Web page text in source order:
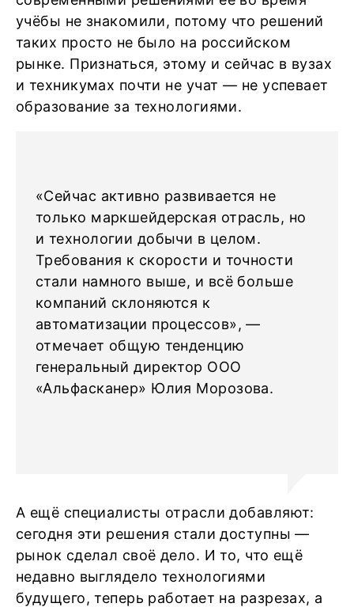
учёбы не знакомили, потому что решений
таких просто не было на российском
рынке. Признаться, этому и сейчас в вузах
и техникумах почти не учат — не успевает
образование за технологиями.
«Сейчас активно развивается не
только маркшейдерская отрасль, но
и технологии добычи в целом.
Требования к скорости и точности
стали намного выше, и всё больше
компаний склоняются к
автоматизации процессов», —
отмечает общую тенденцию
генеральный директор ООО
«Альфасканер» Юлия Морозова.
А ещё специалисты отрасли добавляют:
сегодня эти решения стали доступны —
рынок сделал своё дело. И то, что ещё
недавно выглядело технологиями
будущего, теперь работает на разрезах, а